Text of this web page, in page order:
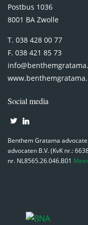
Postbus 1036
8001 BA Zwolle
T. 038 428 00 77
F. 038 421 85 73
Social media
Benthem Gratama
advocaten B.V. (KvK nr.:
nr. NL8565.26.046.B01